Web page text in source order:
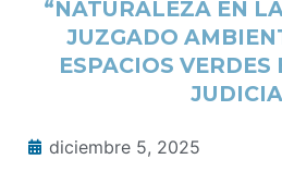
“NATURALEZA EN
JUZGADO
ESPACIOS VERDES
diciembre 5, 2025